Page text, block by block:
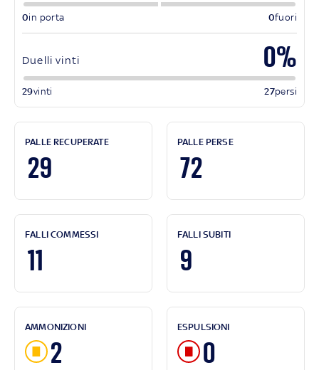
0in porta 0fuori
Duelli vinti 0%
29vinti 27persi
PALLE RECUPERATE
29
PALLE PERSE
72
FALLI COMMESSI
11
FALLI SUBITI
9
AMMONIZIONI
2
ESPULSIONI
0